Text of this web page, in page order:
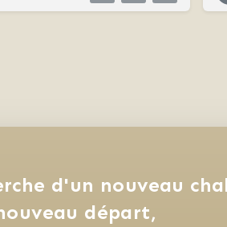
d'un nouveau
départ,